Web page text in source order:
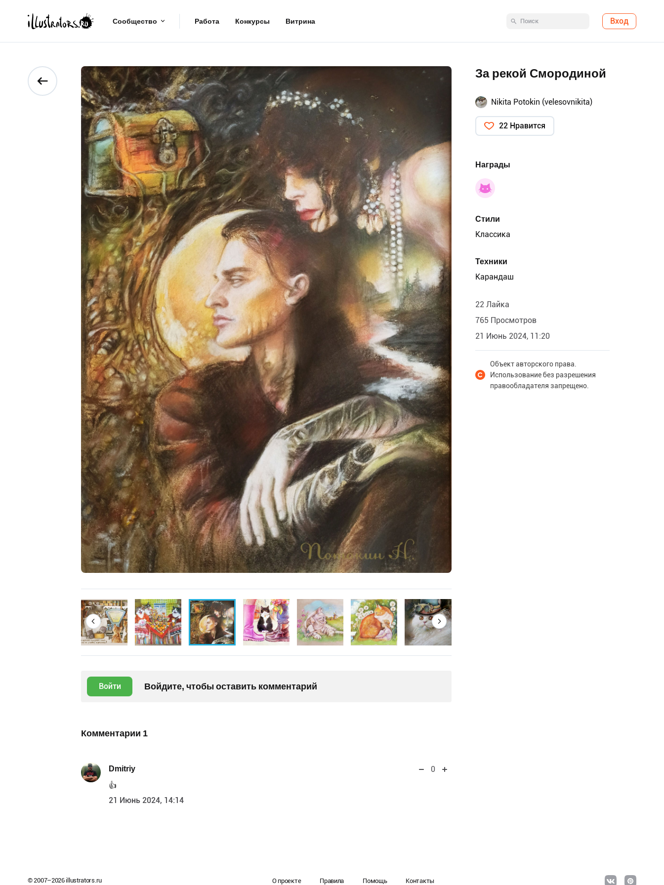
Сообщество Работа Конкурсы Витрина Вход
Войти Войдите, чтобы оставить комментарий
Комментарии 1
Dmitriy
0
👍
21 Июнь 2024, 14:14
За рекой Смородиной
Nikita Potokin (velesovnikita)
22 Нравится
Награды
Стили
Классика
Техники
Карандаш
22 Лайка
765 Просмотров
21 Июнь 2024, 11:20
Объект авторского права.
Использование без разрешения
правообладателя запрещено.
© 2007–2026illustrators.ru О проекте Правила Помощь Контакты